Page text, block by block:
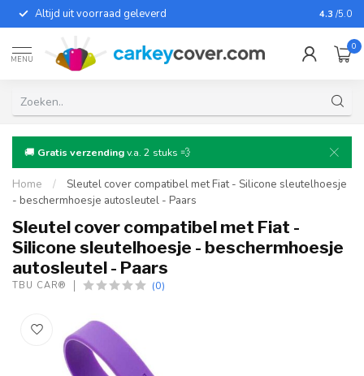
Altijd uit voorraad geleverd Voor
4.3 /5.0
MENU
0
🚚 Gratis verzendingv.a. 2 stuks 💨
Home /
Sleutel cover compatibel met Fiat - Silicone sleutelhoesje
- beschermhoesje autosleutel - Paars
Sleutel cover compatibel met Fiat -
Silicone sleutelhoesje - beschermhoesje
autosleutel - Paars
TBU CAR® (0)